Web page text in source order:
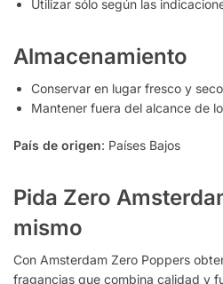
Utilizar sólo según las
Almacenamiento
Conservar en lugar fresco y
Mantener fuera del alcance de
País de origen: Países Bajos
Pida Zero
mismo
Con Amsterdam Zero Poppers
fragancias que combina calidad y